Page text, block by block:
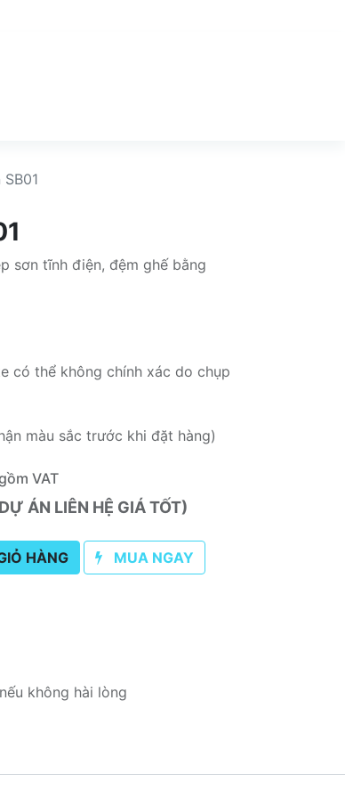
sơn tĩnh điện, đệm ghế bằng
có thể không chính xác do chụp
màu sắc trước khi đặt hàng)
VAT
ÁN LIÊN HỆ GIÁ TỐT)
HÀNG MUA NGAY
không hài lòng